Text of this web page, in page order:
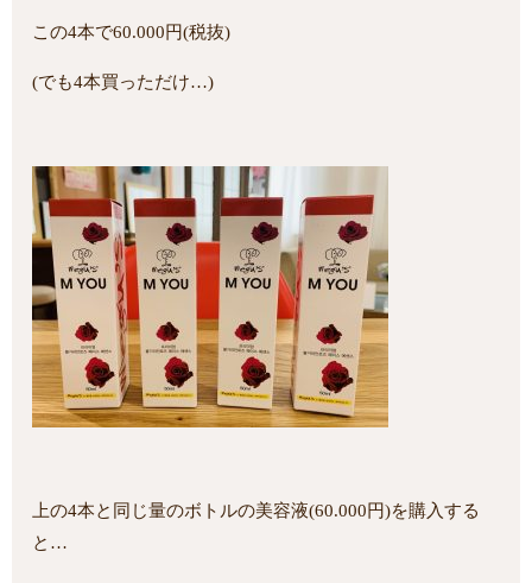
この4本で60.000円(税抜)
(でも4本買っただけ…)
上の4本と同じ量のボトルの美容液(60.000円)を購入する
と…